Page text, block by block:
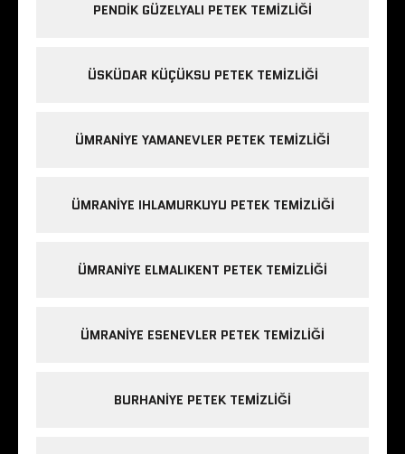
PENDIK GÜZELYALI PETEK TEMIZLIĞI
ÜSKÜDAR KÜÇÜKSU PETEK TEMIZLIĞI
ÜMRANIYE YAMANEVLER PETEK TEMIZLIĞI
ÜMRANIYE IHLAMURKUYU PETEK TEMIZLIĞI
ÜMRANIYE ELMALIKENT PETEK TEMIZLIĞI
ÜMRANIYE ESENEVLER PETEK TEMIZLIĞI
BURHANIYE PETEK TEMIZLIĞI